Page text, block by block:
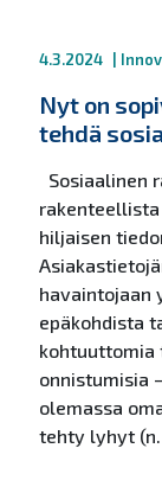
4.3.2024
Nyt on
tehdä
Sosiaalinen
hiljaisen
havaintojaan
epäkohdista
kohtuuttomia
onnistumisia
olemassa
tehty lyhyt (n.